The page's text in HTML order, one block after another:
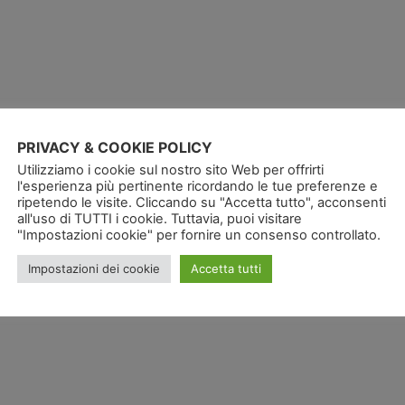
Tag:
PRIVACY & COOKIE POLICY
Utilizziamo i cookie sul nostro sito Web per offrirti
l'esperienza più pertinente ricordando le tue preferenze e
ripetendo le visite. Cliccando su "Accetta tutto", acconsenti
all'uso di TUTTI i cookie. Tuttavia, puoi visitare
"Impostazioni cookie" per fornire un consenso controllato.
Impostazioni dei cookie Accetta tutti